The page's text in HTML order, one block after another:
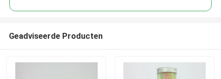
Geadviseerde Producten